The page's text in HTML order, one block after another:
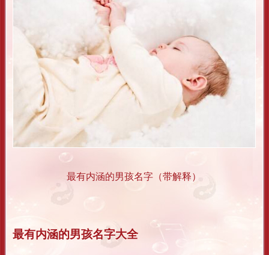
最有内涵的男孩名字（带解释）
最有内涵的男孩名字大全